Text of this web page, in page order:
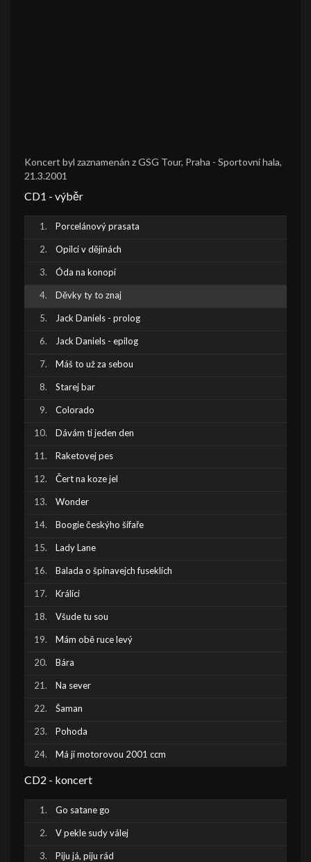
Koncert byl zaznamenán z GSG Tour, Praha - Sportovní hala,
21.3.2001
CD1 - výběr
Porcelánový prasata
Opilci v dějinách
Óda na konopí
Děvky ty to znaj
Jack Daniels - prolog
Jack Daniels - epilog
Máš to už za sebou
Starej bar
Colorado
Dávám ti jeden den
Raketovej pes
Čert na koze jel
Wonder
Boogie českýho šífaře
Lady Lane
Balada o špinavejch fuseklích
Králíci
Všude tu sou
Mám obě ruce levý
Bára
Na sever
Šaman
Pohoda
Má jí motorovou 2001 ccm
CD2 - koncert
Go satane go
V pekle sudy válej
Piju já, piju rád